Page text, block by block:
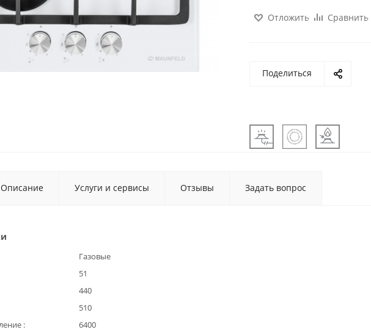
Отложить Сравнить
Поделиться
Описание Услуги и сервисы Отзывы Задать вопрос
Газовые
51
440
510
6400